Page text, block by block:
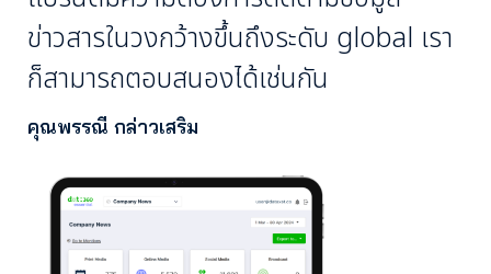
ข่าวสารในวงกว้างขึ้นถึงระดับ global เรา
ก็สามารถตอบสนองได้เช่นกัน
คุณพรรณี กล่าวเสริม